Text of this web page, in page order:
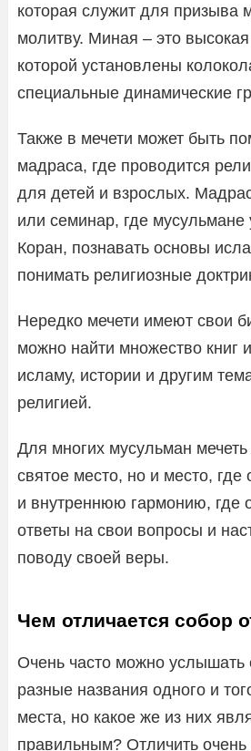
которая служит для призыва
молитву. Миная – это
которой установлены
специальные динамические
Также в мечети может быть
мадраса, где проводится
для детей и взрослых.
или семинар, где мусульмане
Коран, познавать основы
понимать религиозные
Нередко мечети имеют свои
можно найти множество книг
исламу, истории и другим
религией.
Для многих мусульман мечеть
святое место, но и место, где
и внутреннюю гармонию, где
ответы на свои вопросы и
поводу своей веры.
Чем отличается собор
Очень часто можно услышать
разные названия одного и
места, но какое же из них
правильным? Отличить очень